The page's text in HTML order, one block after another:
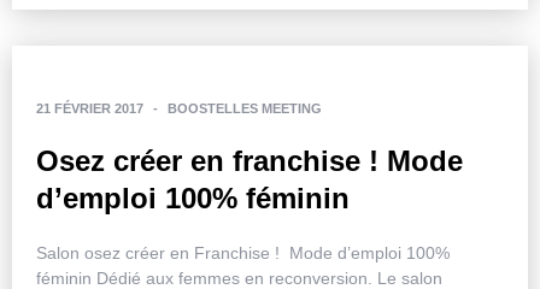
21 FÉVRIER 2017 - BOOSTELLES MEETING
Osez créer en franchise ! Mode
d’emploi 100% féminin
Salon osez créer en Franchise ! Mode d’emploi 100%
féminin Dédié aux femmes en reconversion. Le salon